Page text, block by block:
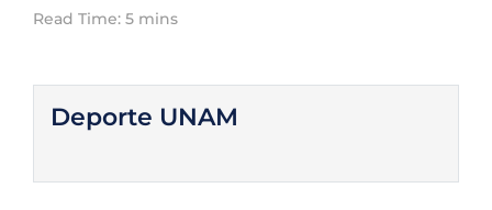
Read Time: 5 mins
Deporte UNAM